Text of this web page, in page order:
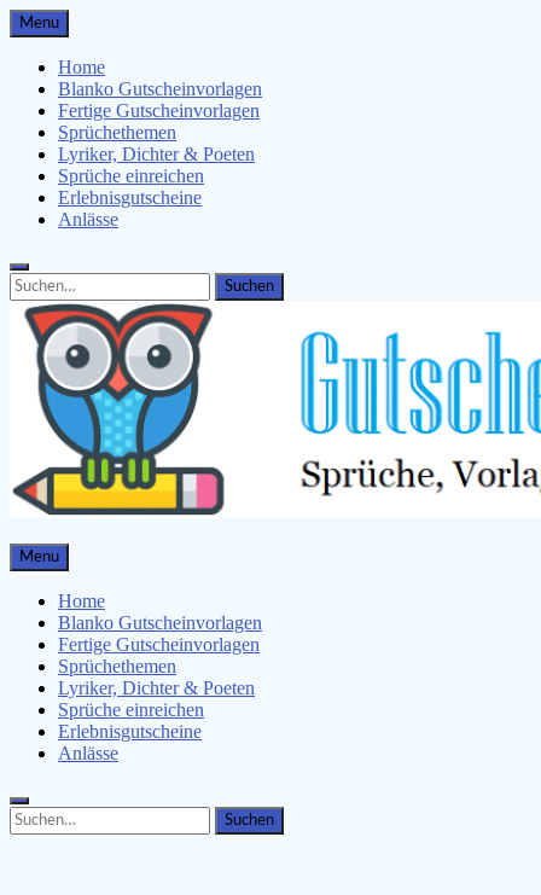
Skip
to
content
Menu
Home
Blanko Gutscheinvorlagen
Fertige Gutscheinvorlagen
Sprüchethemen
Lyriker, Dichter & Poeten
Sprüche einreichen
Erlebnisgutscheine
Anlässe
Search
for:
Search
Gutscheinspruch.de
Gutscheinsprüche & Gutscheinvorlagen finden
Menu
Home
Blanko Gutscheinvorlagen
Fertige Gutscheinvorlagen
Sprüchethemen
Lyriker, Dichter & Poeten
Sprüche einreichen
Erlebnisgutscheine
Anlässe
Search
for:
Search